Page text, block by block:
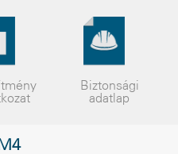
Biztonsági
adatlap